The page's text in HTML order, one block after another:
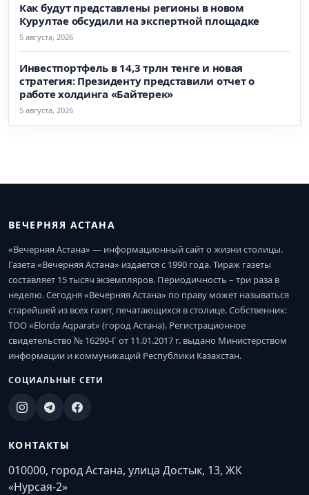
Как будут представлены регионы в новом
Курултае обсудили на экспертной площадке
5 августа, 2026
Инвестпортфель в 14,3 трлн тенге и новая
стратегия: Президенту представили отчет о
работе холдинга «Байтерек»
5 августа, 2026
ВЕЧЕРНЯЯ АСТАНА
«Вечерняя Астана» — информационный сайт о жизни столицы.
Газета «Вечерняя Астана» издается с 1990 года. Тираж газеты
составляет 15 тысяч экземпляров. Периодичность – три раза в
неделю. Сегодня «Вечерняя Астана» по праву может называться
старейшей из всех газет, печатающихся в столице. Собственник:
ТОО «Elorda Aqparat» (город Астана). Регистрационное
свидетельство № 16290-Г от 11.01.2017 г. выдано Министерством
информации и коммуникаций Республики Казахстан.
СОЦИАЛЬНЫЕ СЕТИ
КОНТАКТЫ
010000, город Астана, улица Достык, 13, ЖК
«Нурсая-2»